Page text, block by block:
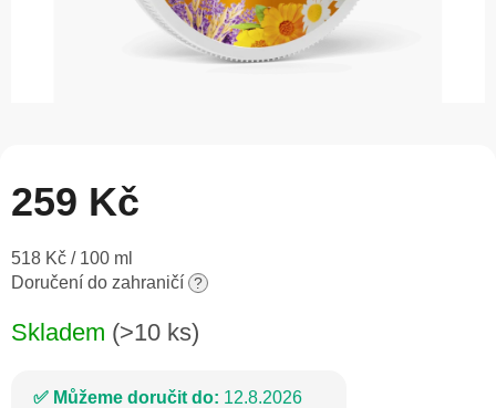
259 Kč
Měrná
cena:
518 Kč / 100 ml
Doručení do zahraničí ?
Skladem (>10 ks)
Můžeme doručit do: 12.8.2026